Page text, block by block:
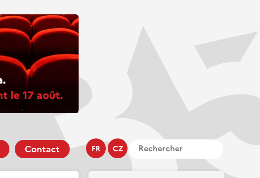
FR CZ
Contact